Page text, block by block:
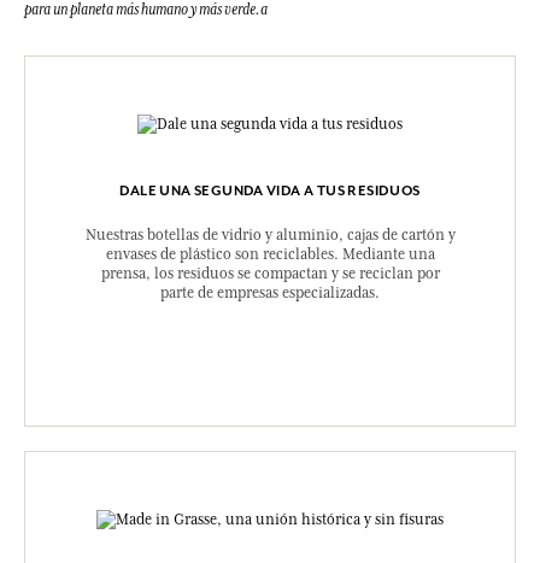
para un planeta más humano y más verde.a
DALE UNA SEGUNDA VIDA A TUS RESIDUOS
Nuestras botellas de vidrio y aluminio, cajas de cartón y
envases de plástico son reciclables. Mediante una
prensa, los residuos se compactan y se reciclan por
parte de empresas especializadas.